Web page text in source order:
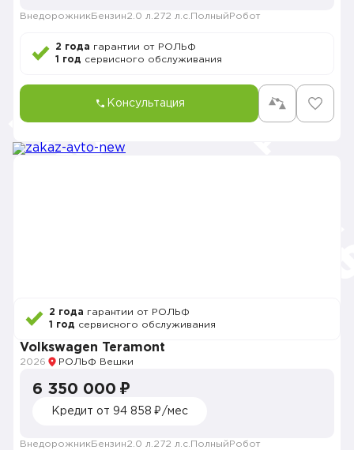
Внедорожник Бензин2.0 л. 272 л.с. Полный Робот
2 года гарантии от РОЛЬФ
1 год сервисного обслуживания
Консультация
2 года гарантии от РОЛЬФ
1 год сервисного обслуживания
Volkswagen Teramont
2026 РОЛЬФ Вешки
6 350 000 ₽
Кредит от 94 858 ₽/мес
Внедорожник Бензин2.0 л. 272 л.с. Полный Робот